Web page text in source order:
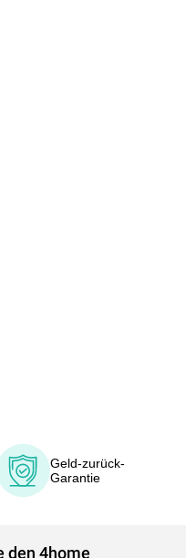
Geld-zurück-
Garantie
den 4home